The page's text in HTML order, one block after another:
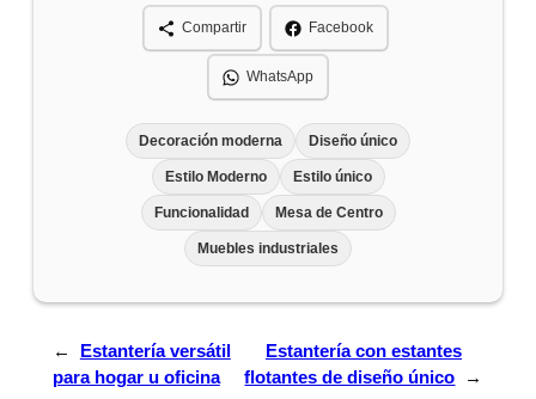
Compartir Facebook
WhatsApp
Decoración moderna Diseño único
Estilo Moderno Estilo único
Funcionalidad Mesa de Centro
Muebles industriales
←
Estantería versátil
para hogar u oficina
Estantería con estantes
flotantes de diseño único
→